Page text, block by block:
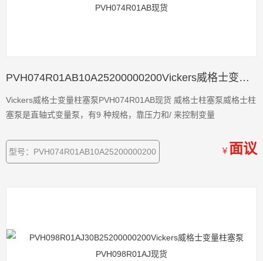
PVH074R01AB10A25200000200Vickers威格士变量柱塞泵PVH074R01AB现货
Vickers威格士变量柱塞泵PVH074R01AB现货 威格士柱塞泵威格士柱
塞泵是直轴式变量泵，有9 种规格，靠压力和/ 来控制变量
型号：PVH074R01AB10A25200000200 ￥ 面议